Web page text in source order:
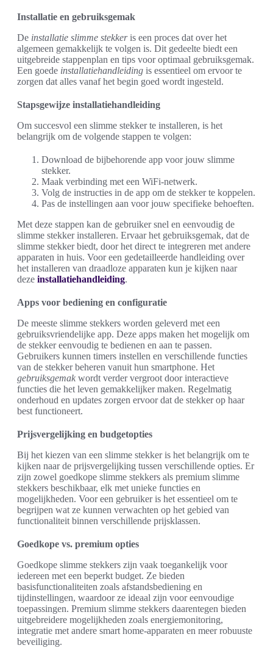
Installatie en gebruiksgemak
De installatie slimme stekkeris een proces dat over het
algemeen gemakkelijk te volgen is. Dit gedeelte biedt een
uitgebreide stappenplan en tips voor optimaal gebruiksgemak.
Een goede installatiehandleiding is essentieel om ervoor te
zorgen dat alles vanaf het begin goed wordt ingesteld.
Stapsgewijze installatiehandleiding
Om succesvol een slimme stekker te installeren, is het
belangrijk om de volgende stappen te volgen:
Download de bijbehorende app voor jouw slimme
stekker.
Maak verbinding met een WiFi-netwerk.
Volg de instructies in de app om de stekker te koppelen.
Pas de instellingen aan voor jouw specifieke behoeften.
Met deze stappen kan de gebruiker snel en eenvoudig de
slimme stekker installeren. Ervaar het gebruiksgemak, dat de
slimme stekker biedt, door het direct te integreren met andere
apparaten in huis. Voor een gedetailleerde handleiding over
het installeren van draadloze apparaten kun je kijken naar
deze installatiehandleiding.
Apps voor bediening en configuratie
De meeste slimme stekkers worden geleverd met een
gebruiksvriendelijke app. Deze apps maken het mogelijk om
de stekker eenvoudig te bedienen en aan te passen.
Gebruikers kunnen timers instellen en verschillende functies
van de stekker beheren vanuit hun smartphone. Het
gebruiksgemak wordt verder vergroot door interactieve
functies die het leven gemakkelijker maken. Regelmatig
onderhoud en updates zorgen ervoor dat de stekker op haar
best functioneert.
Prijsvergelijking en budgetopties
Bij het kiezen van een slimme stekker is het belangrijk om te
kijken naar de prijsvergelijking tussen verschillende opties. Er
zijn zowel goedkope slimme stekkers als premium slimme
stekkers beschikbaar, elk met unieke functies en
mogelijkheden. Voor een gebruiker is het essentieel om te
begrijpen wat ze kunnen verwachten op het gebied van
functionaliteit binnen verschillende prijsklassen.
Goedkope vs. premium opties
Goedkope slimme stekkers zijn vaak toegankelijk voor
iedereen met een beperkt budget. Ze bieden
basisfunctionaliteiten zoals afstandsbediening en
tijdinstellingen, waardoor ze ideaal zijn voor eenvoudige
toepassingen. Premium slimme stekkers daarentegen bieden
uitgebreidere mogelijkheden zoals energiemonitoring,
integratie met andere smart home-apparaten en meer robuuste
beveiliging.